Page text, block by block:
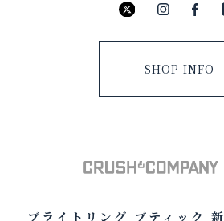
SHOP INFO
ブライトリング ブティック